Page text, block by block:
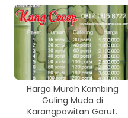
Harga Murah Kambing
Guling Muda di
Karangpawitan Garut.